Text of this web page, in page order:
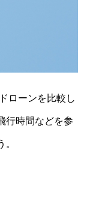
ローンを比較し
行時間などを参